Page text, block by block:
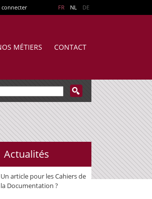
connecter FR NL DE
MÉTIERS CONTACT
Actualités
Un article pour les Cahiers de
la Documentation ?